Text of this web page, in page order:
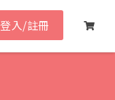
登入/註冊